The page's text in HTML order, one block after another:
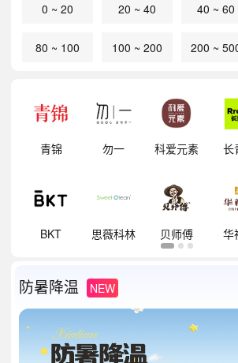
0 ~ 20 20 ~ 40 40 ~ 60
80 ~ 100 100 ~ 200 200 ~
青锦 勿一 科爱元素 长
BKT 思薇科林 贝师傅 华
防暑降温 NEW